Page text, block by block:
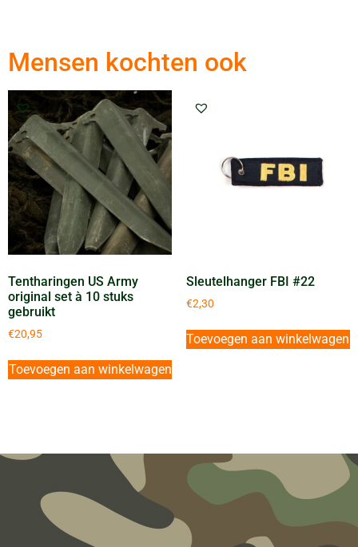
Mensen kochten ook
Tentharingen US Army
original set à 10 stuks
gebruikt
€20,95
Toevoegen aan winkelwagen
Sleutelhanger FBI #22
€2,30
Toevoegen aan winkelwagen